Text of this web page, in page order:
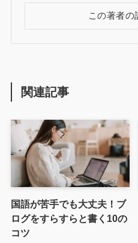
この著者の
関連記事
国語が苦手でも大丈夫！ブ
ログをすらすらと書く10の
コツ